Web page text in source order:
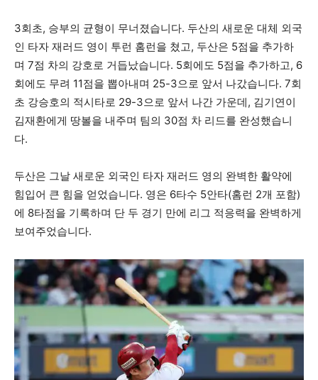
3회초, 승부의 균형이 무너졌습니다. 두산의 새로운 대체 외국
인 타자 재러드 영이 투런 홈런을 쳤고, 두산은 5점을 추가하
며 7점 차의 강호로 거듭났습니다. 5회에도 5점을 추가하고, 6
회에도 무려 11점을 뽑아내며 25-3으로 앞서 나갔습니다. 7회
초 강승호의 적시타로 29-3으로 앞서 나간 가운데, 김기연이
김재환에게 땅볼을 내주며 팀의 30점 차 리드를 완성했습니
다.
두산은 그날 새로운 외국인 타자 재러드 영의 완벽한 활약에
힘입어 큰 힘을 얻었습니다. 영은 6타수 5안타(홈런 2개 포함)
에 8타점을 기록하며 단 두 경기 만에 리그 적응력을 완벽하게
보여주었습니다.